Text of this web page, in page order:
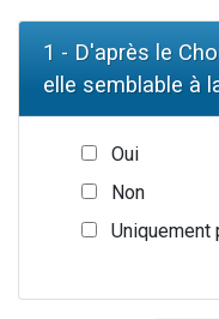
1 - D'après le
elle semblable à
Oui
Non
Uniquement